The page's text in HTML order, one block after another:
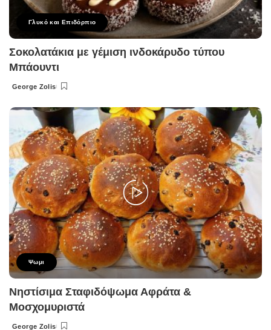
Γλυκό και Επιδόρπιο
Σοκολατάκια με γέμιση ινδοκάρυδο τύπου
Μπάουντι
Posted
George Zolis
Ψωμι
Νηστίσιμα Σταφιδόψωμα Αφράτα &
Μοσχομυριστά
George Zolis